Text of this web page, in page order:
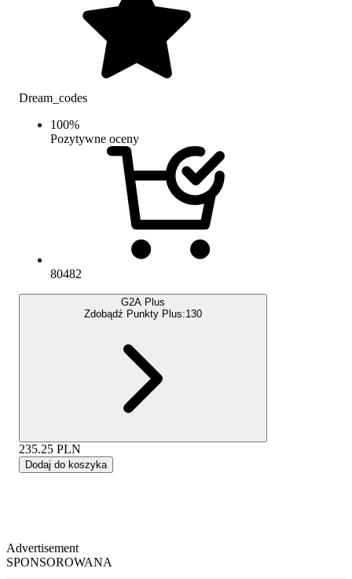
Dream_codes
100%
Pozytywne oceny
80482
G2A Plus
Zdobądź Punkty Plus:130
235.25 PLN
Dodaj do koszyka
Advertisement
SPONSOROWANA